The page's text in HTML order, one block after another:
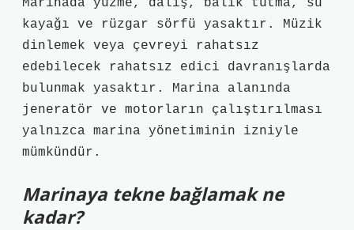
Marinada yüzme, dalış, balık tutma, su
kayağı ve rüzgar sörfü yasaktır. Müzik
dinlemek veya çevreyi rahatsız
edebilecek rahatsız edici davranışlarda
bulunmak yasaktır. Marina alanında
jeneratör ve motorların çalıştırılması
yalnızca marina yönetiminin izniyle
mümkündür.
Marinaya tekne bağlamak ne
kadar?